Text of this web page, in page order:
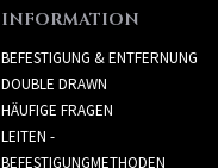
INFORMATION
BEFESTIGUNG & ENTFERNUNG
DOUBLE DRAWN
HÄUFIGE FRAGEN
LEITEN -
BEFESTIGUNGMETHODEN